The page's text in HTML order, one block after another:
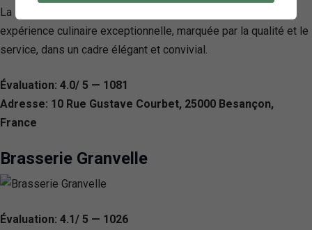
La Plancha se démarque par son engagement à offrir une
expérience culinaire exceptionnelle, marquée par la qualité et le
service, dans un cadre élégant et convivial.
Évaluation: 4.0/ 5 — 1081
Adresse: 10 Rue Gustave Courbet, 25000 Besançon,
France
Brasserie Granvelle
Évaluation: 4.1/ 5 — 1026